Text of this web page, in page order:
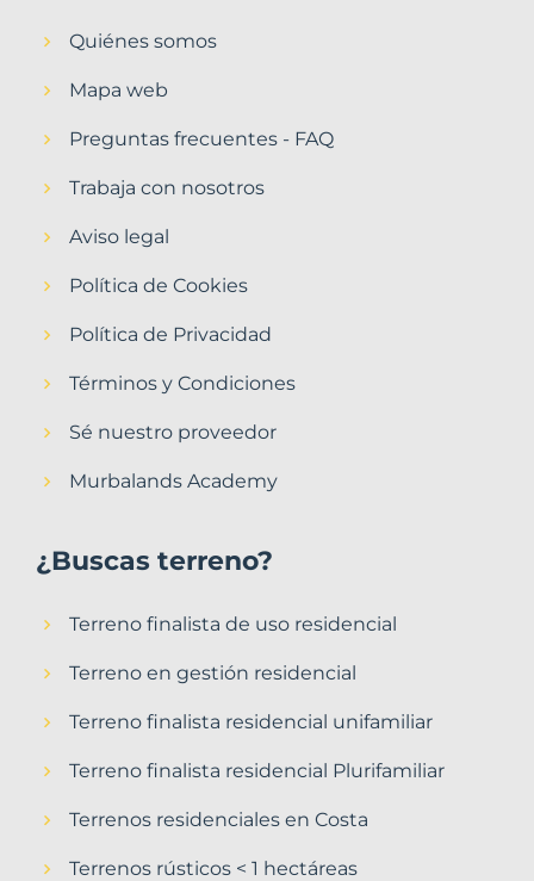
Quiénes somos
Mapa web
Preguntas frecuentes - FAQ
Trabaja con nosotros
Aviso legal
Política de Cookies
Política de Privacidad
Términos y Condiciones
Sé nuestro proveedor
Murbalands Academy
¿Buscas terreno?
Terreno finalista de uso residencial
Terreno en gestión residencial
Terreno finalista residencial unifamiliar
Terreno finalista residencial Plurifamiliar
Terrenos residenciales en Costa
Terrenos rústicos < 1 hectáreas